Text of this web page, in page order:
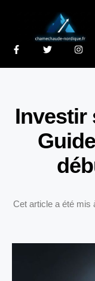
Investir
Cet article a été mis